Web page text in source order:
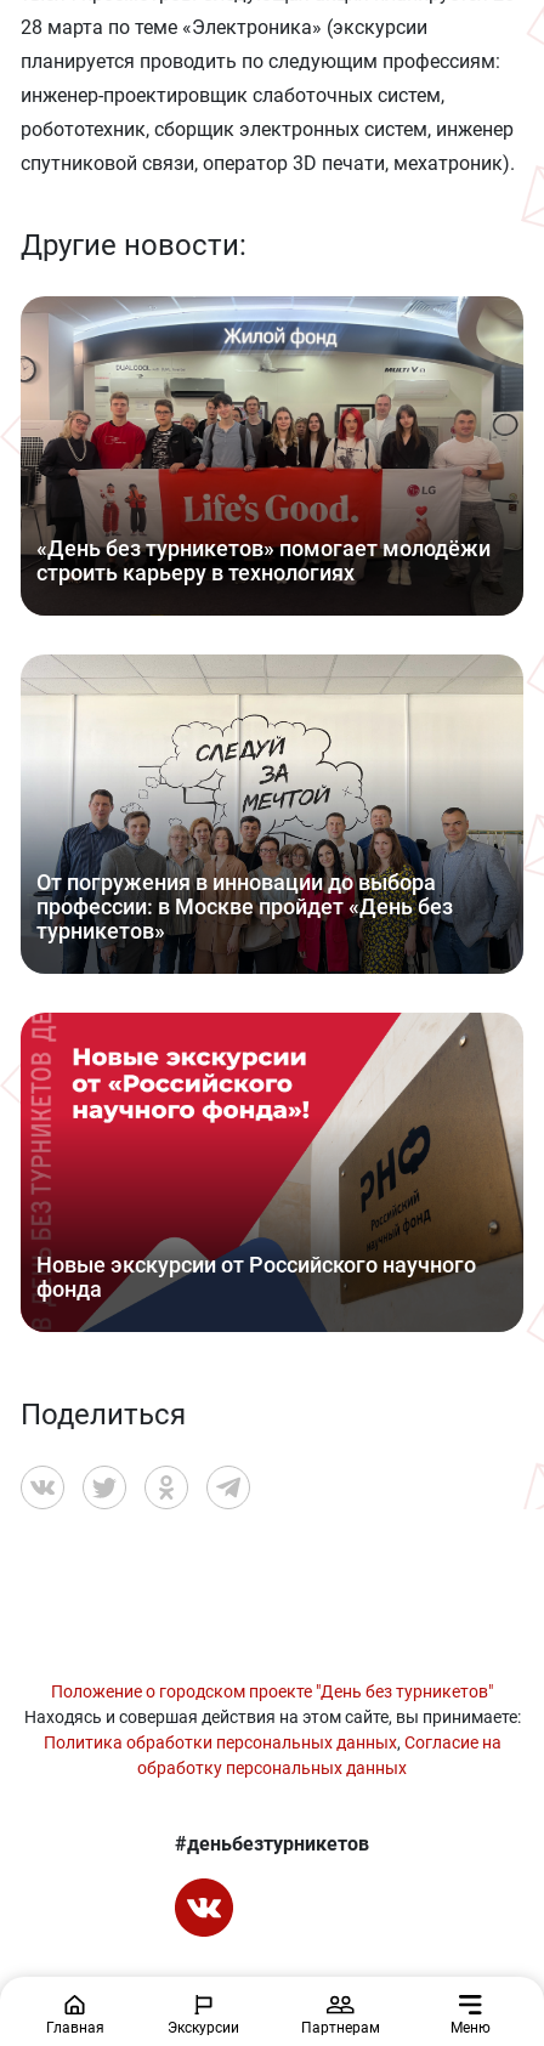
28 марта по теме «Электроника» (экскурсии
планируется проводить по следующим профессиям:
инженер-проектировщик слаботочных систем,
робототехник, сборщик электронных систем, инженер
спутниковой связи, оператор 3D печати, мехатроник).
Другие новости:
«День без турникетов» помогает молодёжи
строить карьеру в технологиях
От погружения в инновации до выбора
профессии: в Москве пройдет «День без
турникетов»
Новые экскурсии от Российского научного
фонда
Поделиться
Положение о городском проекте "День без турникетов"
Находясь и совершая действия на этом сайте, вы принимаете:
Политика обработки персональных данных, Согласие на
обработку персональных данных
#деньбезтурникетов
Главная Экскурсии Партнерам Меню